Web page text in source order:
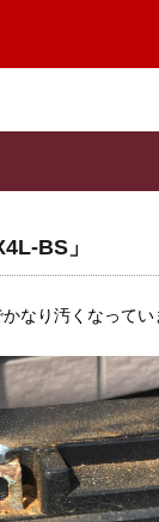
BS」
なり汚くなってい